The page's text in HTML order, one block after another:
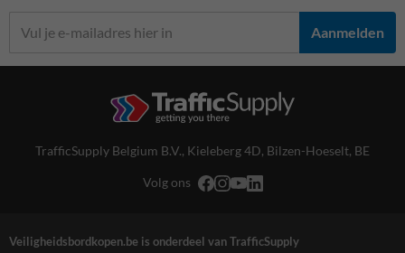
Aanmelden
TrafficSupply Belgium B.V., Kieleberg 4D, Bilzen-Hoeselt, BE
Volg ons
Veiligheidsbordkopen.be is onderdeel van TrafficSupply